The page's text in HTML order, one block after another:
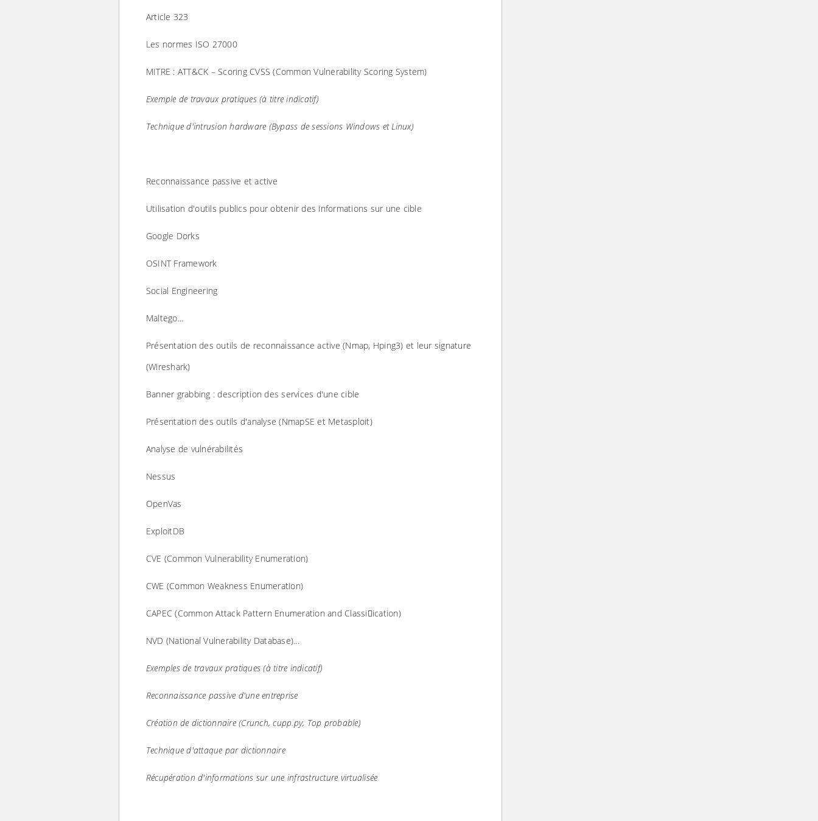
Article 323
Les normes ISO 27000
MITRE : ATT&CK – Scoring CVSS (Common Vulnerability Scoring System)
Exemple de travaux pratiques (à titre indicatif)
Technique d'intrusion hardware (Bypass de sessions Windows et Linux)
Reconnaissance passive et active
Utilisation d'outils publics pour obtenir des informations sur une cible
Google Dorks
OSINT Framework
Social Engineering
Maltego...
Présentation des outils de reconnaissance active (Nmap, Hping3) et leur signature
(Wireshark)
Banner grabbing : description des services d'une cible
Présentation des outils d'analyse (NmapSE et Metasploit)
Analyse de vulnérabilités
Nessus
OpenVas
ExploitDB
CVE (Common Vulnerability Enumeration)
CWE (Common Weakness Enumeration)
CAPEC (Common Attack Pattern Enumeration and Classiication)
NVD (National Vulnerability Database)...
Exemples de travaux pratiques (à titre indicatif)
Reconnaissance passive d'une entreprise
Création de dictionnaire (Crunch, cupp.py, Top probable)
Technique d'attaque par dictionnaire
Récupération d'informations sur une infrastructure virtualisée